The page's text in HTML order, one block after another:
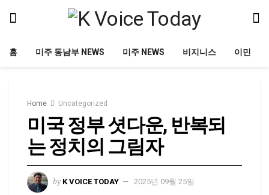
홈 미주 동남부 NEWS 미주 NEWS 비지니스 이민
Home Uncategorized
미국 정부 셧다운, 반복되
는 정치의 그림자
by K VOICE TODAY 2025년 09월 25일